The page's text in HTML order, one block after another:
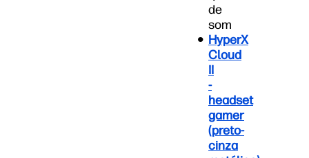
de
som
HyperX
Cloud
II
-
headset
gamer
(preto-
cinza